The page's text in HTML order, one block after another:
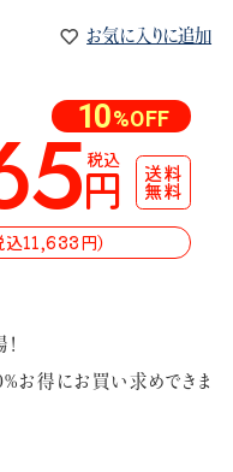
お気に入りに追加
10%OFF
税込
円 送料
無料
11,633円）
お得にお買い求めできま